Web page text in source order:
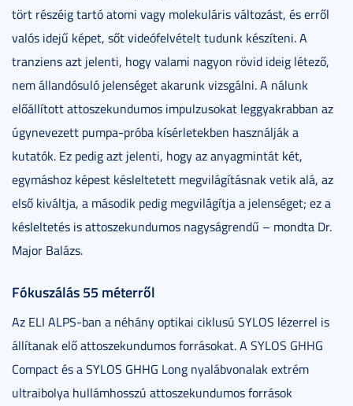
tört részéig tartó atomi vagy molekuláris változást, és erről
valós idejű képet, sőt videófelvételt tudunk készíteni. A
tranziens azt jelenti, hogy valami nagyon rövid ideig létező,
nem állandósuló jelenséget akarunk vizsgálni. A nálunk
előállított attoszekundumos impulzusokat leggyakrabban az
úgynevezett pumpa-próba kísérletekben használják a
kutatók. Ez pedig azt jelenti, hogy az anyagmintát két,
egymáshoz képest késleltetett megvilágításnak vetik alá, az
első kiváltja, a második pedig megvilágítja a jelenséget; ez a
késleltetés is attoszekundumos nagyságrendű – mondta Dr.
Major Balázs.
Fókuszálás 55 méterről
Az ELI ALPS-ban a néhány optikai ciklusú SYLOS lézerrel is
állítanak elő attoszekundumos forrásokat. A SYLOS GHHG
Compact és a SYLOS GHHG Long nyalábvonalak extrém
ultraibolya hullámhosszú attoszekundumos források